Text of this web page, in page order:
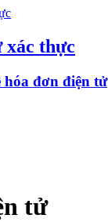
xác thực
hóa đơn điện tử
tử